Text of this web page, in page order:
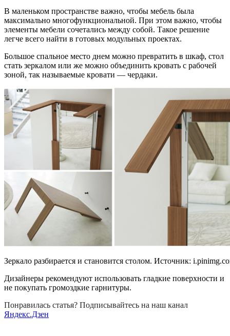
В маленьком пространстве важно, чтобы мебель была
максимально многофункциональной. При этом важно, чтобы
элементы мебели сочетались между собой. Такое решение
легче всего найти в готовых модульных проектах.
Большое спальное место днем можно превратить в шкаф, стол
стать зеркалом или же можно объединить кровать с рабочей
зоной, так называемые кровати — чердаки.
Зеркало разбирается и становится столом. Источник:
Дизайнеры рекомендуют использовать гладкие поверхности и
не покупать громоздкие гарнитуры.
Понравилась статья? Подписывайтесь на наш канал
Яндекс.Дзен